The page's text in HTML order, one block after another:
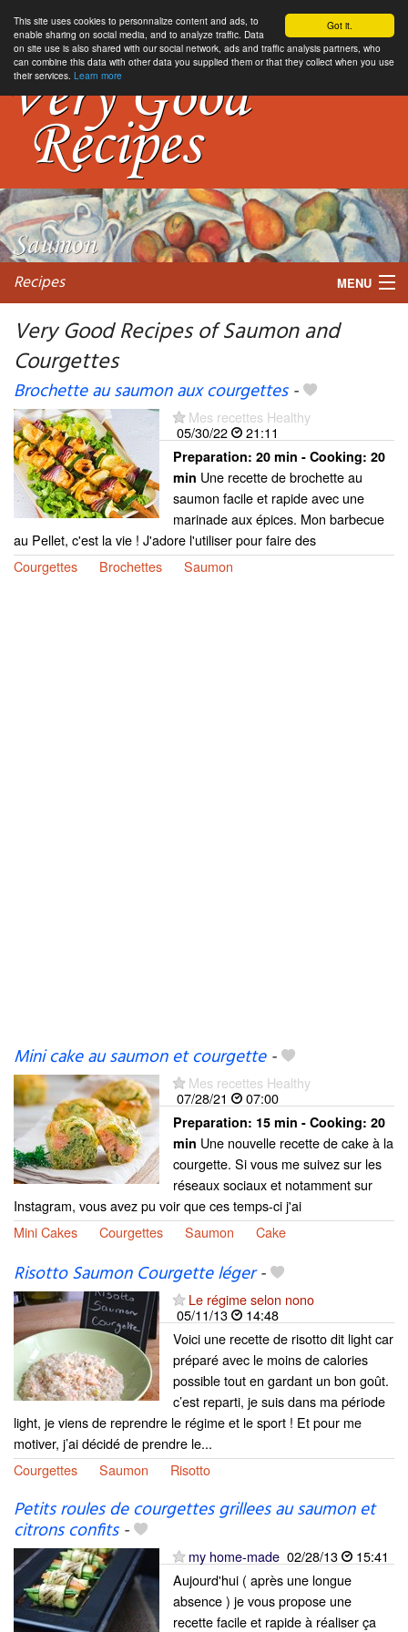
Got it.
This site uses cookies to personnalize content and ads, to
enable sharing on social media, and to analyze traffic. Data
on site use is also shared with our social network, ads and traffic analysis partners, who
can combine this data with other data you supplied them or that they collect when you use
their services. Learn more
Recipes MENU
My favorite blogs
Very Good Recipes of Saumon and
Courgettes
Brochette au saumon aux courgettes-
Mes recettes Healthy
05/30/22
21:11
Preparation: 20 min - Cooking: 20
min Une recette de brochette au
saumon facile et rapide avec une
marinade aux épices. Mon barbecue
au Pellet, c'est la vie ! J'adore l'utiliser pour faire des
Courgettes
Brochettes Saumon
Mini cake au saumon et courgette-
Mes recettes Healthy
07/28/21
07:00
Preparation: 15 min - Cooking: 20
min Une nouvelle recette de cake à la
courgette. Si vous me suivez sur les
réseaux sociaux et notamment sur
Instagram, vous avez pu voir que ces temps-ci j'ai
Mini Cakes
Courgettes Saumon Cake
Risotto Saumon Courgette léger-
Le régime selon nono
05/11/13
14:48
Voici une recette de risotto dit light car
préparé avec le moins de calories
possible tout en gardant un bon goût.
c’est reparti, je suis dans ma période
light, je viens de reprendre le régime et le sport ! Et pour me
motiver, j’ai décidé de prendre le...
Courgettes
Saumon Risotto
Petits roules de courgettes grillees au saumon et
citrons confits-
my home-made 02/28/13
15:41
Aujourd'hui ( après une longue
absence ) je vous propose une
recette facile et rapide à réaliser ça